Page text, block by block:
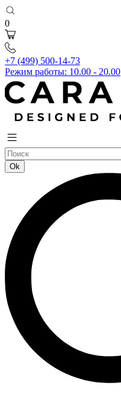
0
+7 (499) 500-14-73
Режим работы: 10.00 - 20.00